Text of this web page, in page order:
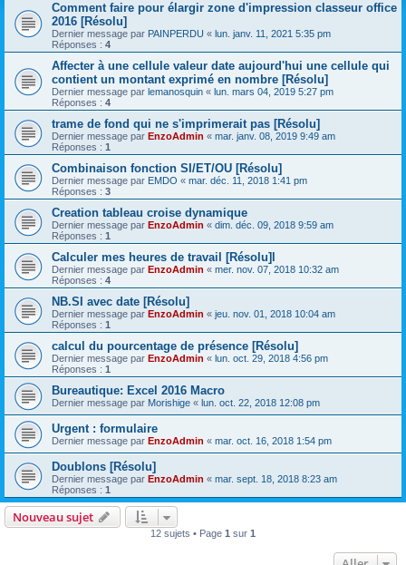
e
Comment faire pour élargir zone d'impression classeur office
2016 [Résolu]
Dernier message par PAINPERDU « lun. janv. 11, 2021 5:35 pm
Réponses : 4
Affecter à une cellule valeur date aujourd'hui une cellule qui
contient un montant exprimé en nombre [Résolu]
Dernier message par lemanosquin « lun. mars 04, 2019 5:27 pm
Réponses : 4
trame de fond qui ne s'imprimerait pas [Résolu]
Dernier message par EnzoAdmin « mar. janv. 08, 2019 9:49 am
Réponses : 1
Combinaison fonction SI/ET/OU [Résolu]
Dernier message par EMDO « mar. déc. 11, 2018 1:41 pm
Réponses : 3
Creation tableau croise dynamique
Dernier message par EnzoAdmin « dim. déc. 09, 2018 9:59 am
Réponses : 1
Calculer mes heures de travail [Résolu]l
Dernier message par EnzoAdmin « mer. nov. 07, 2018 10:32 am
Réponses : 4
NB.SI avec date [Résolu]
Dernier message par EnzoAdmin « jeu. nov. 01, 2018 10:04 am
Réponses : 1
calcul du pourcentage de présence [Résolu]
Dernier message par EnzoAdmin « lun. oct. 29, 2018 4:56 pm
Réponses : 1
Bureautique: Excel 2016 Macro
Dernier message par Morishige « lun. oct. 22, 2018 12:08 pm
Urgent : formulaire
Dernier message par EnzoAdmin « mar. oct. 16, 2018 1:54 pm
Doublons [Résolu]
Dernier message par EnzoAdmin « mar. sept. 18, 2018 8:23 am
Réponses : 1
Nouveau sujet
12 sujets • Page 1 sur 1